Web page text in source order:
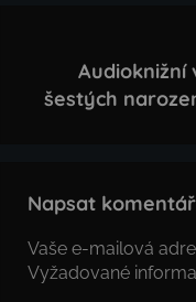
Audioknižní
šestých
Napsat komentář
Vaše e-mailová
Vyžadované